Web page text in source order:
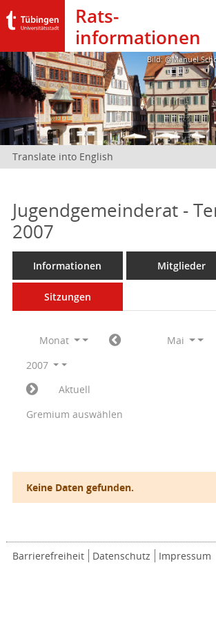
Rats­
informationen
Bild: @Manuel
Translate into English
Jugendgemeinderat -
2007
Informationen Mitglieder
Sitzungen
Monat
Mai
2007
Aktuell
Gremium auswählen
Keine Daten gefunden.
Barrierefreiheit Datenschutz Impressum